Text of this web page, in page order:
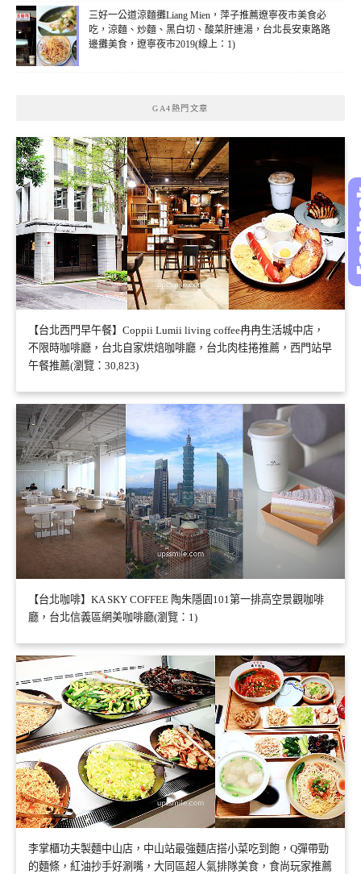
三好一公道涼麵攤Liang Mien，萍子推薦遼寧夜市美食必
吃，涼麵、炒麵、黑白切、酸菜肝連湯，台北長安東路路
邊攤美食，遼寧夜市2019(線上：1)
GA4熱門文章
【台北西門早午餐】Coppii Lumii living coffee冉冉生活城中店，
不限時咖啡廳，台北自家烘焙咖啡廳，台北肉桂捲推薦，西門站早
午餐推薦(瀏覽：30,823)
【台北咖啡】KA SKY COFFEE 陶朱隱園101第一排高空景觀咖啡
廳，台北信義區網美咖啡廳(瀏覽：1)
李掌櫃功夫製麵中山店，中山站最強麵店搭小菜吃到飽，Q彈帶勁
的麵條，紅油抄手好涮嘴，大同區超人氣排隊美食，食尚玩家推薦